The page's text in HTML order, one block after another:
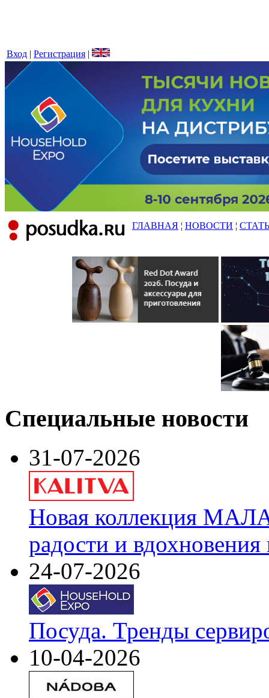
Вход | Регистрация |
ГЛАВНАЯ ¦ НОВОСТИ ¦
Специальные новости
31-07-2026
Новая коллекция
радости и
24-07-2026
Посуда. Тренды
10-04-2026